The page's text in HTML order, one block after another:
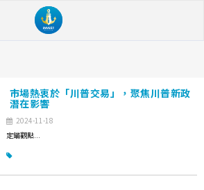
市場熱衷於「川普交易」，聚焦川普新政
潛在影響
2024-11-18
定錨觀點...